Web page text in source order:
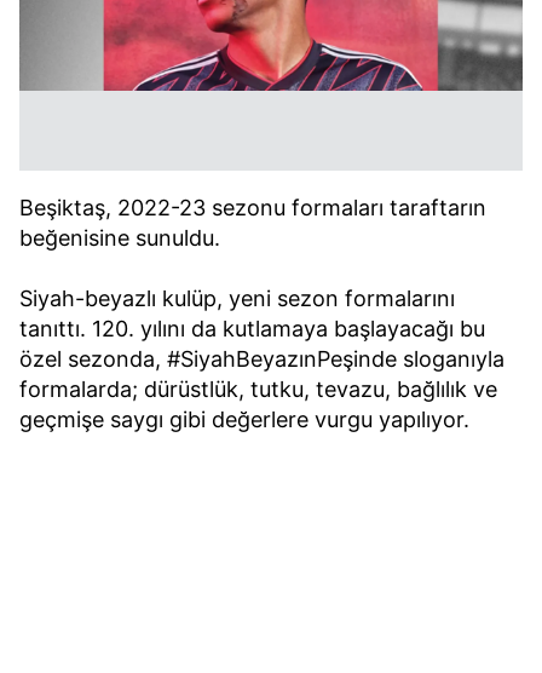
Beşiktaş, 2022-23 sezonu formaları taraftarın
beğenisine sunuldu.
Siyah-beyazlı kulüp, yeni sezon formalarını
tanıttı. 120. yılını da kutlamaya başlayacağı bu
özel sezonda, #SiyahBeyazınPeşinde sloganıyla
formalarda; dürüstlük, tutku, tevazu, bağlılık ve
geçmişe saygı gibi değerlere vurgu yapılıyor.